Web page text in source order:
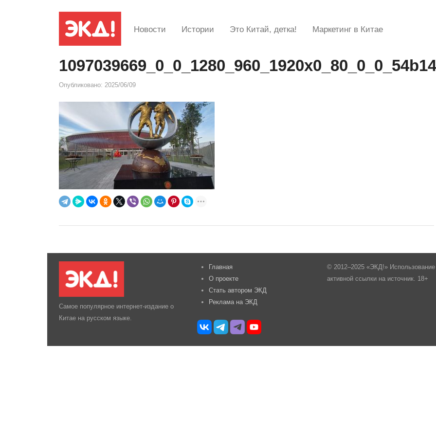
Новости Истории Это Китай, детка! Маркетинг в Китае
Опубликовано: 2025/06/09
Самое популярное интернет-издание о
Китае на русском языке.
Главная
О проекте
Стать автором ЭКД
Реклама на ЭКД
© 2012–2025 «ЭКД!»
активной ссылки на источник. 18+